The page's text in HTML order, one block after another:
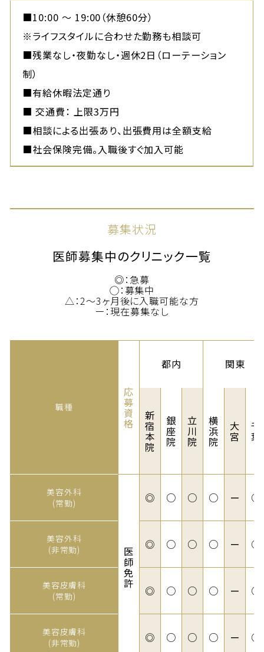
■10:00 〜 19:00（休憩60分）
※ライフスタイルに合わせた勤務も相談可
■残業なし・夜勤なし・週休2日（ローテーション
制）
■有給休暇法定通り
■ 交通費： 上限3万円
■相談による出張あり、出張費用は全額支給
■社会保険完備。入職後すぐ加入可能
募集状況
医師募集中のクリニック一覧
◎： 急募
◯： 募集中
△：2〜3ヶ月後に入職可能な方
ー：現在募集なし
職種
応
募
資
格
都内 関東
新
宿
本
院
銀
座
院
立
川
院
横
浜
院
大
宮
千
葉
美容外科
(常勤)
医
師
免
許
◎ ○ ○ ○ ー ○
美容外科
(非常勤)
◎ ○ ○ ○ ー ○
美容皮膚科
(常勤)
◎ ○ ○ ○ ー ○
美容皮膚科
(非常勤)
◎ ○ ○ ○ ー ○